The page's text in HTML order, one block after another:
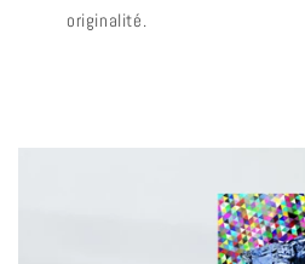
originalité.